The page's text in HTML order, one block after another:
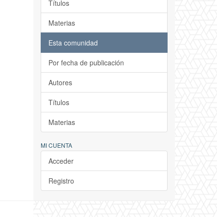
Títulos
Materias
Esta comunidad
Por fecha de publicación
Autores
Títulos
Materias
MI CUENTA
Acceder
Registro